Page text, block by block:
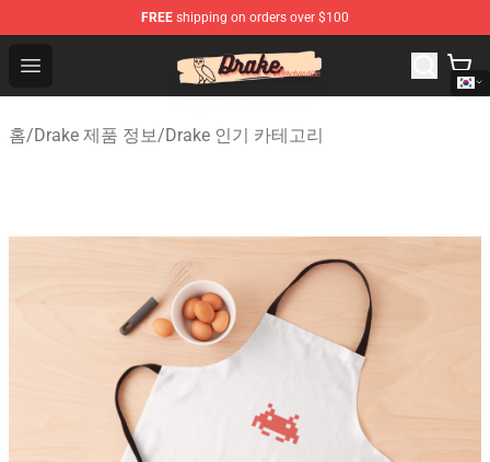
FREE shipping on orders over $100
Open menu
Drake Shop - Official Drake Merchandise Store
홈/Drake 제품 정보/Drake 인기 카테고리